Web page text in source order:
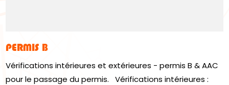
PERMIS B
Vérifications intérieures et extérieures - permis B & AAC
pour le passage du permis. Vérifications intérieures :